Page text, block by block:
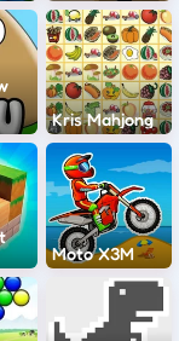
Kris Mahjong
Moto X3M